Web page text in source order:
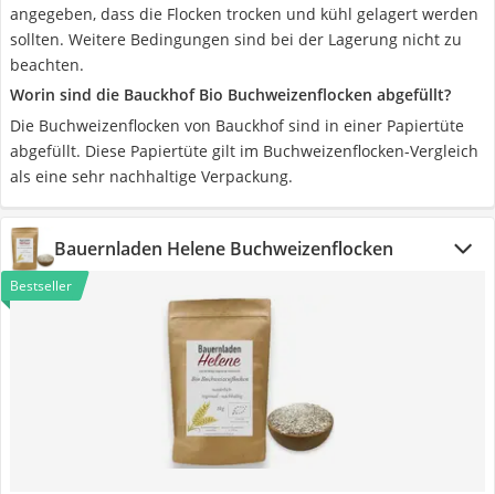
angegeben, dass die Flocken trocken und kühl gelagert werden
sollten. Weitere Bedingungen sind bei der Lagerung nicht zu
beachten.
Worin sind die Bauckhof Bio Buchweizenflocken abgefüllt?
Die Buchweizenflocken von Bauckhof sind in einer Papiertüte
abgefüllt. Diese Papiertüte gilt im Buchweizenflocken-Vergleich
als eine sehr nachhaltige Verpackung.
Bauernladen Helene Buchweizenflocken
Bestseller